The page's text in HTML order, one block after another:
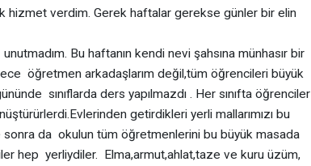
hizmet verdim. Gerek haftalar gerekse günler bir elin
Bu haftanın kendi nevi şahsına münhasır bir
öğretmen arkadaşlarım değil,tüm öğrencileri büyük
sınıflarda ders yapılmazdı . Her sınıfta öğrenciler
getirdikleri yerli mallarımızı bu
da okulun tüm öğretmenlerini bu büyük masada
hep yerliydiler. Elma,armut,ahlat,taze ve kuru üzüm,